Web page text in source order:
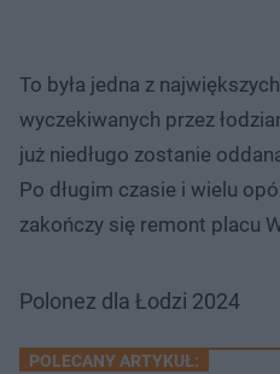
To była jedna z
wyczekiwanych przez
już niedługo zostanie
Po długim czasie i wielu
zakończy się remont placu
Polonez dla Łodzi 2024
POLECANY ARTYKUŁ: